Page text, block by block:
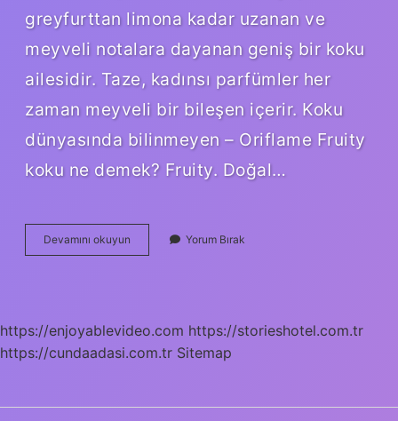
greyfurttan limona kadar uzanan ve
meyveli notalara dayanan geniş bir koku
ailesidir. Taze, kadınsı parfümler her
zaman meyveli bir bileşen içerir. Koku
dünyasında bilinmeyen – Oriflame Fruity
koku ne demek? Fruity. Doğal…
Devamını okuyun
Koku
Yorum Bırak
https://enjoyablevideo.com https://storieshotel.com.tr
https://cundaadasi.com.tr Sitemap